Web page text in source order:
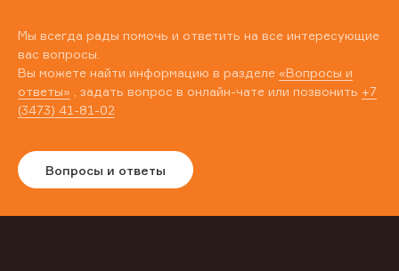
Мы всегда рады помочь и ответить на все интересующие
вас вопросы.
Вы можете найти информацию в разделе «Вопросы и
ответы» , задать вопрос в онлайн-чате или позвонить +7
(3473) 41-81-02
Вопросы и ответы